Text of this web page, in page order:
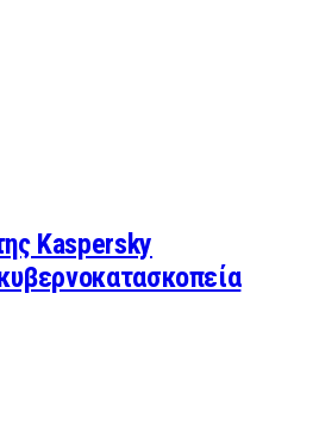
Kaspersky